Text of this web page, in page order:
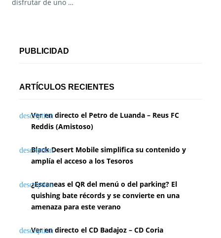
disfrutar de uno …
PUBLICIDAD
ARTÍCULOS RECIENTES
Ver en directo el Petro de Luanda – Reus FC
Reddis (Amistoso)
Black Desert Mobile simplifica su contenido y
amplía el acceso a los Tesoros
¿Escaneas el QR del menú o del parking? El
quishing bate récords y se convierte en una
amenaza para este verano
Ver en directo el CD Badajoz – CD Coria